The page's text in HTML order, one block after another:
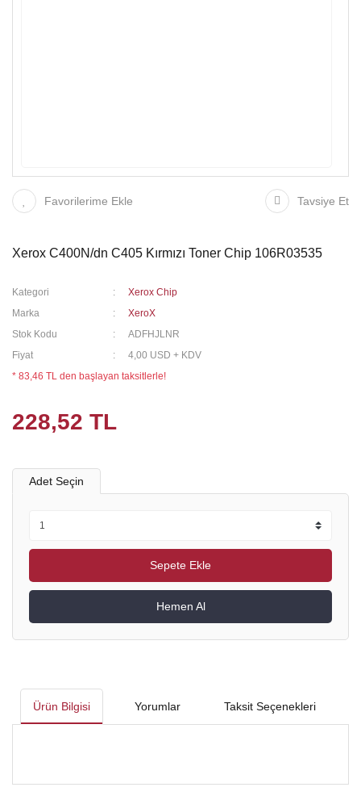
Favorilerime Ekle Tavsiye Et
Xerox C400N/dn C405 Kırmızı Toner Chip 106R03535
Kategori
Xerox Chip
Marka
XeroX
Stok Kodu
ADFHJLNR
Fiyat
4,00 USD + KDV
* 83,46 TL den başlayan taksitlerle!
228,52 TL
Adet Seçin
Sepete Ekle
Hemen Al
Ürün Bilgisi Yorumlar Taksit Seçenekleri
Bu ürünün fiyat bilgisi, resim, ürün açıklamalarında ve diğer